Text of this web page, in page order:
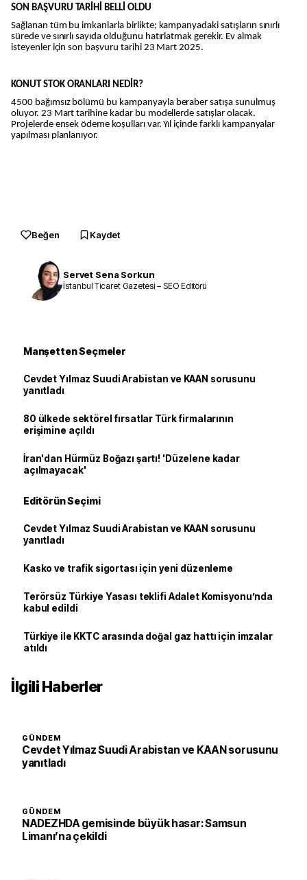
SON BAŞVURU TARİHİ BELLİ OLDU
Sağlanan tüm bu imkanlarla birlikte; kampanyadaki satışların sınırlı
sürede ve sınırlı sayıda olduğunu hatırlatmak gerekir. Ev almak
isteyenler için son başvuru tarihi 23 Mart 2025.
KONUT STOK ORANLARI NEDİR?
4500 bağımsız bölümü bu kampanyayla beraber satışa sunulmuş
oluyor. 23 Mart tarihine kadar bu modellerde satışlar olacak.
Projelerde ensek ödeme koşulları var. Yıl içinde farklı kampanyalar
yapılması planlanıyor.
Beğen Kaydet
Servet Sena Sorkun
İstanbul Ticaret Gazetesi – SEO Editörü
Manşetten Seçmeler
Cevdet Yılmaz Suudi Arabistan ve KAAN sorusunu
yanıtladı
80 ülkede sektörel fırsatlar Türk firmalarının
erişimine açıldı
İran'dan Hürmüz Boğazı şartı! 'Düzelene kadar
açılmayacak'
Editörün Seçimi
Cevdet Yılmaz Suudi Arabistan ve KAAN sorusunu
yanıtladı
Kasko ve trafik sigortası için yeni düzenleme
Terörsüz Türkiye Yasası teklifi Adalet Komisyonu’nda
kabul edildi
Türkiye ile KKTC arasında doğal gaz hattı için imzalar
atıldı
İlgili Haberler
GÜNDEM
Cevdet Yılmaz Suudi Arabistan ve KAAN sorusunu
yanıtladı
GÜNDEM
NADEZHDA gemisinde büyük hasar: Samsun
Limanı’na çekildi